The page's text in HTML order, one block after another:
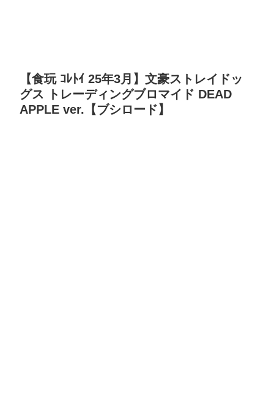
【食玩 ｺﾚﾄｲ 25年3月】文豪ストレイドッ
グス トレーディングブロマイド DEAD
APPLE ver.【ブシロード】